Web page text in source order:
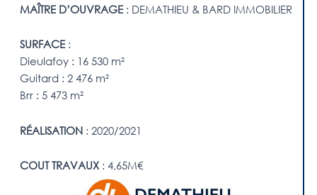
MAÎTRE D’OUVRAGE : DEMATHIEU & BARD IMMOBILIER
SURFACE:
Dieulafoy : 16 530 m²
Guitard : 2 476 m²
Brr : 5 473 m²
RÉALISATION: 2020/2021
COUT TRAVAUX: 4,65M€